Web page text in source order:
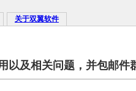
关于双翼软件
以及相关问题，并包邮